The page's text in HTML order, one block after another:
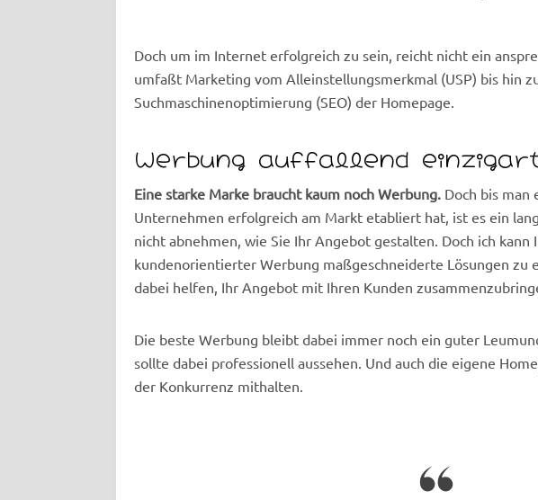
Doch um im Internet erfolgreich zu sein, reicht nicht ein
umfaßt Marketing vom Alleinstellungsmerkmal (USP) bis hin
Suchmaschinenoptimierung (SEO) der Homepage.
Werbung auffallend
Eine starke Marke braucht kaum noch Werbung. Doch bis man
Unternehmen erfolgreich am Markt etabliert hat, ist es ein
nicht abnehmen, wie Sie Ihr Angebot gestalten. Doch ich
kundenorientierter Werbung maßgeschneiderte Lösungen zu
dabei helfen, Ihr Angebot mit Ihren Kunden
Die beste Werbung bleibt dabei immer noch ein guter
sollte dabei professionell aussehen. Und auch die eigene
der Konkurrenz mithalten.